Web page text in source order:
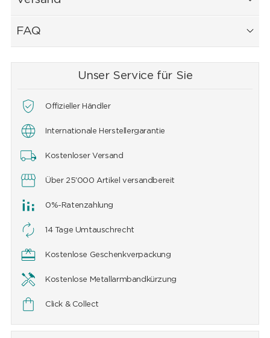
FAQ
Unser Service für Sie
Offizieller Händler
Internationale Herstellergarantie
Kostenloser Versand
Über 25'000 Artikel versandbereit
0%-Ratenzahlung
14 Tage Umtauschrecht
Kostenlose Geschenkverpackung
Kostenlose Metallarmbandkürzung
Click & Collect